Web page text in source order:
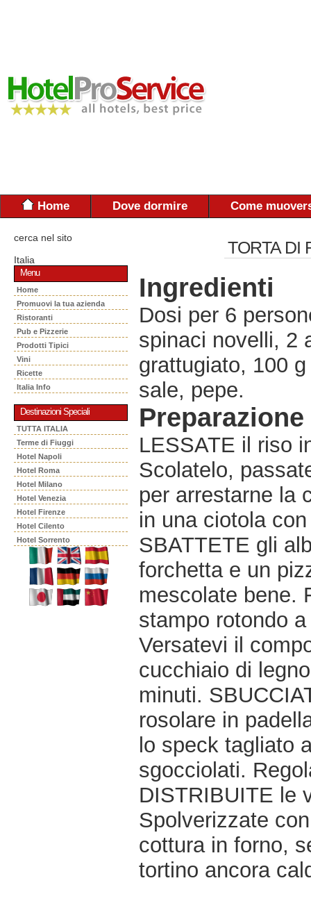
Home Dove dormire Come
cerca nel sito
Italia
Menu
Home
Promuovi la tua azienda
Ristoranti
Pub e Pizzerie
Prodotti Tipici
Vini
Ricette
Italia Info
Destinazioni Speciali
TUTTA ITALIA
Terme di Fiuggi
Hotel Napoli
Hotel Roma
Hotel Milano
Hotel Venezia
Hotel Firenze
Hotel Cilento
Hotel Sorrento
TORTA DI
Ingredienti
Dosi per 6
spinaci novelli, 2
grattugiato, 100
sale, pepe.
Preparazione
LESSATE il riso
Scolatelo,
per arrestarne la
in una ciotola
SBATTETE gli
forchetta e un
mescolate bene.
stampo rotondo
Versatevi il
cucchiaio di
minuti.
rosolare in
lo speck tagliato
sgocciolati.
DISTRIBUITE le
Spolverizzate
cottura in forno,
tortino ancora